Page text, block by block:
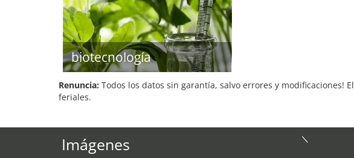
biotecnología
Renuncia: Todos los datos sin garantía, salvo errores y modificaciones!
feriales.
Imágenes